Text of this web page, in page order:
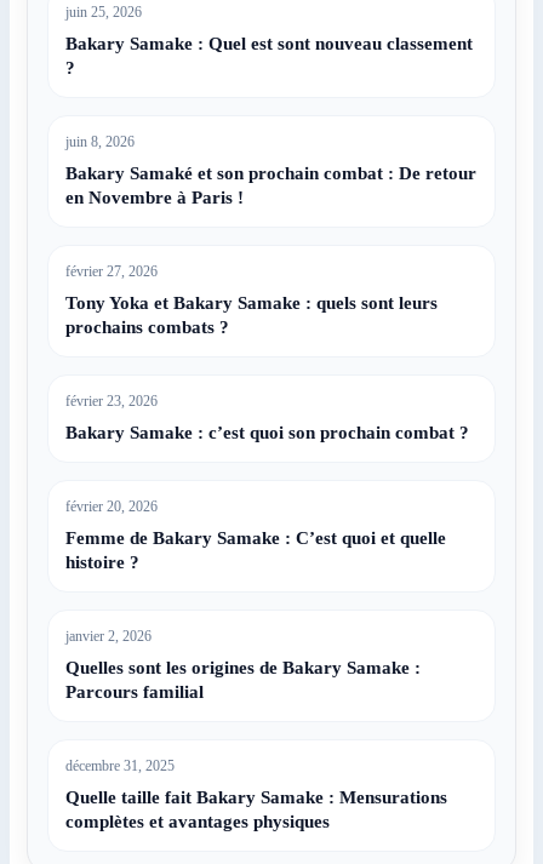
juin 25, 2026
Bakary Samake : Quel est sont nouveau classement
?
juin 8, 2026
Bakary Samaké et son prochain combat : De retour
en Novembre à Paris !
février 27, 2026
Tony Yoka et Bakary Samake : quels sont leurs
prochains combats ?
février 23, 2026
Bakary Samake : c’est quoi son prochain combat ?
février 20, 2026
Femme de Bakary Samake : C’est quoi et quelle
histoire ?
janvier 2, 2026
Quelles sont les origines de Bakary Samake :
Parcours familial
décembre 31, 2025
Quelle taille fait Bakary Samake : Mensurations
complètes et avantages physiques